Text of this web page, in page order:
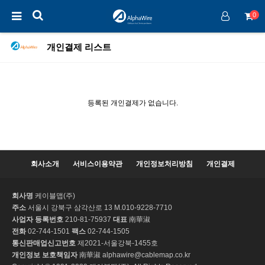
0
개인결제 리스트
등록된 개인결제가 없습니다.
회사소개 서비스이용약관 개인정보처리방침 개인결제
회사명 케이블맵(주)
주소 서울시 강북구 삼각산로 13 M.010-9228-7710
사업자 등록번호 210-81-75937 대표 南華淑
전화02-744-1501 팩스 02-744-1505
통신판매업신고번호 제2021-서울강북-1455호
개인정보 보호책임자南華淑 alphawire@cablemap.co.kr